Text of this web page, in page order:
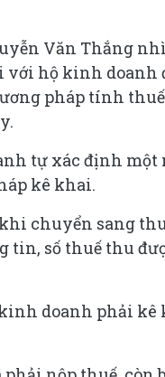
Văn Thắng
với hộ kinh
pháp tính
tự xác định một
kê khai.
chuyển sang
số thuế thu
doanh phải